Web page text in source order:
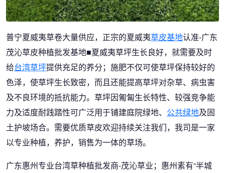
普宁夏威夷草卷大量供应，正宗的夏威夷草皮基地认准-广东
茂沁草皮种植批发基地■夏威夷草坪生长良好，就需要及时
给台湾草坪提供充足的养分；施肥不仅可使草坪保持较好的
色泽，使草坪生长致密，而且还能提高草坪对杂草、病虫害
及不良环境的抵抗能力。草坪因匍匐生长特性、较强竞争能
力及适度耐践踏性可广泛用于铺建庭院绿地、 公共绿地及固
土护坡场合。需要优质草皮欢迎持续关注我们，我司是一家
以专业种植，养护，销售为一体的草场。
广东惠州专业台湾草种植批发商-茂沁草业；惠州素有“半城